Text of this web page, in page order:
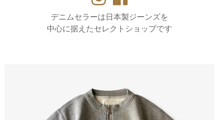
デニムセラーは日本製ジーンズを
中心に据えたセレクトショップです